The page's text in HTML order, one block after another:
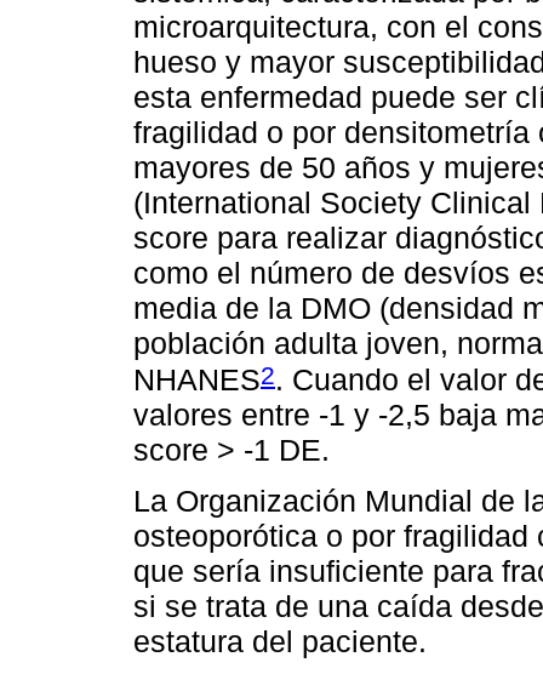
microarquitectura, con el
hueso y mayor
esta enfermedad puede ser
fragilidad o por
mayores de 50 años y
(International Society
score para realizar
como el número de desvíos
media de la DMO (densidad
población adulta joven,
NHANES2. Cuando el valor
valores entre -1 y -2,5 baja
score > -1 DE.
La Organización Mundial de
osteoporótica o por
que sería insuficiente para
si se trata de una caída
estatura del paciente.